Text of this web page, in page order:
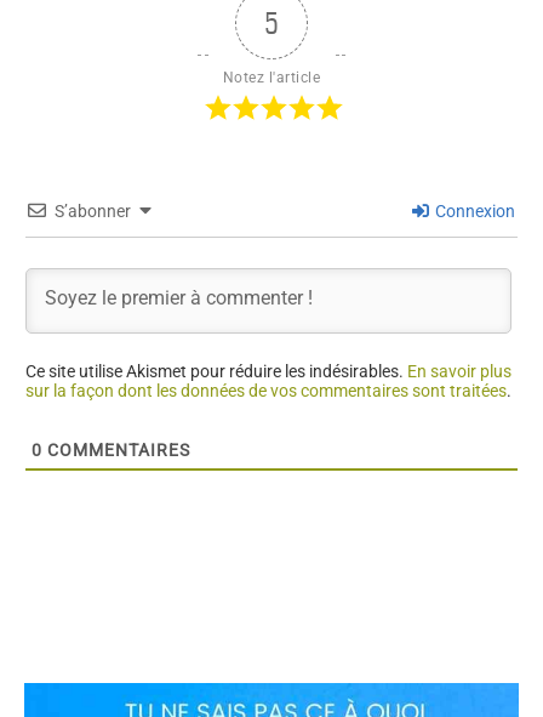
5
Notez l'article
S’abonner Connexion
Ce site utilise Akismet pour réduire les indésirables. En savoir plus
sur la façon dont les données de vos commentaires sont traitées.
0 COMMENTAIRES